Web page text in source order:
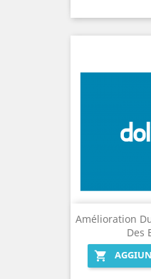
Amélioration
Des
